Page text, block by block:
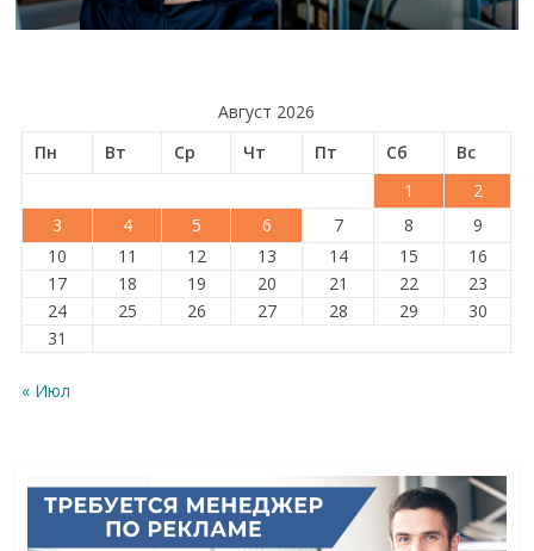
Август 2026
Пн
Вт Ср Чт Пт Сб
Вс
1
2
3
4 5 6 7 8
9
10
11 12 13 14 15
16
17
18 19 20 21 22
23
24
25 26 27 28 29
30
31
« Июл